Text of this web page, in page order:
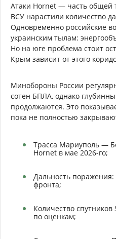
Атаки Hornet — часть общей
ВСУ нарастили количество
Одновременно российские
украинским тылам:
Но на юге проблема стоит
Крым зависит от этого
Минобороны России
сотен БПЛА, однако
продолжаются. Это
пока не полностью
Трасса Мариуполь —
Hornet в мае 2026-го;
Дальность
фронта;
Количество
по оценкам;